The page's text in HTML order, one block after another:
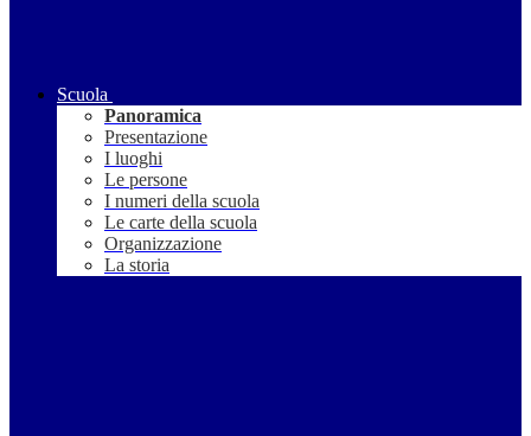
Scuola
Panoramica
Presentazione
I luoghi
Le persone
I numeri della scuola
Le carte della scuola
Organizzazione
La storia